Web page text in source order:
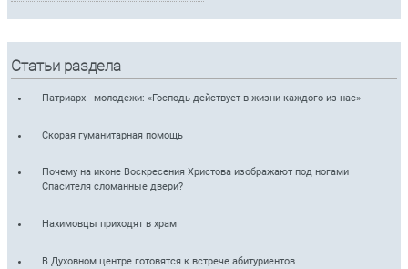
Статьи раздела
Патриарх - молодежи: «Господь действует в жизни каждого из нас»
Скорая гуманитарная помощь
Почему на иконе Воскресения Христова изображают под ногами
Спасителя сломанные двери?
Нахимовцы приходят в храм
В Духовном центре готовятся к встрече абитуриентов